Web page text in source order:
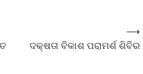
ଦକ୍ଷତା ବିକାଶ ପରାମର୍ଶ ଶିବିର
⟶